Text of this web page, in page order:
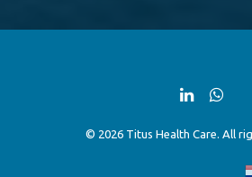
© 2026 Titus Health Care. All